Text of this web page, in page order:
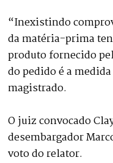
“Inexistindo
da matéria-prima
produto fornecido
do pedido é a
magistrado.
O juiz convocado
desembargador
voto do relator.